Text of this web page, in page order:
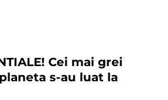
Cei mai grei
s-au luat la